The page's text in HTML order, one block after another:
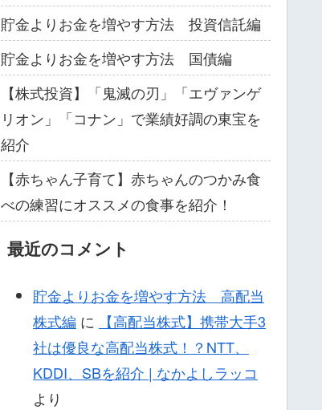
貯金よりお金を増やす方法 投資信託編
貯金よりお金を増やす方法 国債編
【株式投資】「鬼滅の刃」「エヴァンゲ
リオン」「コナン」で業績好調の東宝を
紹介
【赤ちゃん子育て】赤ちゃんのつかみ食
べの練習にオススメの食事を紹介！
最近のコメント
貯金よりお金を増やす方法 高配当
株式編 に
【高配当株式】携帯大手3
社は優良な高配当株式！？NTT、
KDDI、SBを紹介 | なかよしラッコ
より